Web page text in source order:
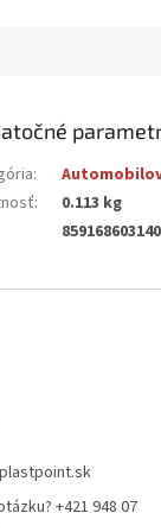
:
:
0.113 kg
plastpoint.sk
+421 948 07